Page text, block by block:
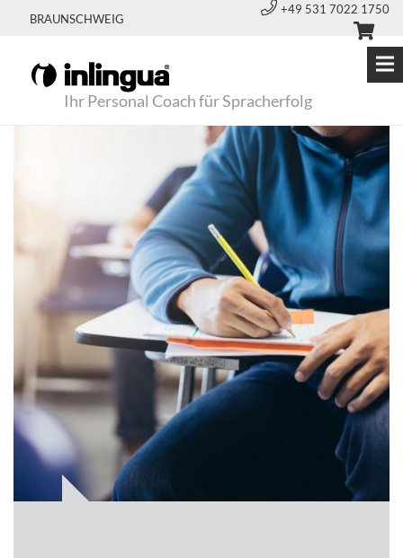
BRAUNSCHWEIG
+49 531 7022 1750
Ihr Personal Coach für Spracherfolg